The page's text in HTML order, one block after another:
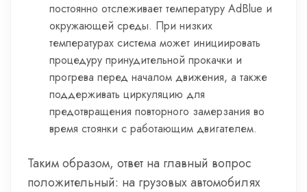
постоянно отслеживает температуру AdBlue и
окружающей среды. При низких
температурах система может инициировать
процедуру принудительной прокачки и
прогрева перед началом движения, а также
поддерживать циркуляцию для
предотвращения повторного замерзания во
время стоянки с работающим двигателем.
Таким образом, ответ на главный вопрос
положительный: на грузовых автомобилях